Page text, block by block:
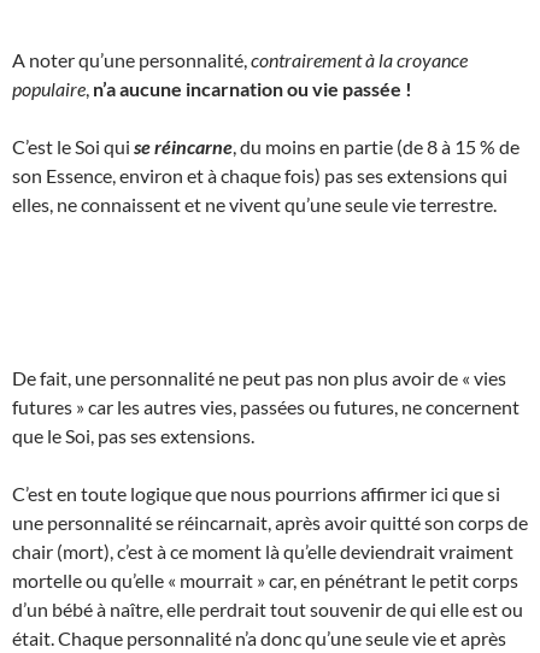
A noter qu’une personnalité, contrairement à la croyance
populaire n’a aucune incarnation ou vie passée !
C’est le Soi qui se réincarne , du moins en partie (de 8 à 15 % de
son Essence, environ et à chaque fois) pas ses extensions qui
elles, ne connaissent et ne vivent qu’une seule vie terrestre.
De fait, une personnalité ne peut pas non plus avoir de « vies
futures » car les autres vies, passées ou futures, ne concernent
que le Soi, pas ses extensions.
C’est en toute logique que nous pourrions affirmer ici que si
une personnalité se réincarnait, après avoir quitté son corps de
chair (mort), c’est à ce moment là qu’elle deviendrait vraiment
mortelle ou qu’elle « mourrait » car, en pénétrant le petit corps
d’un bébé à naître, elle perdrait tout souvenir de qui elle est ou
était. Chaque personnalité n’a donc qu’une seule vie et après